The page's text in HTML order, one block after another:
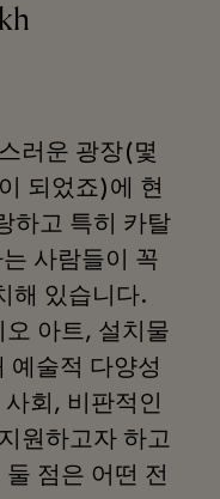
러운 광장(몇
되었죠)에 현
하고 특히 카탈
사람들이 꼭
해 있습니다.
아트, 설치물
예술적 다양성
회, 비판적인
원하고자 하고
점은 어떤 전